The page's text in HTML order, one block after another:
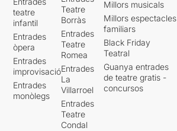
teatre
infantil
Entrades
òpera
Entrades
improvisació
Entrades
monòlegs
Teatre
Borràs
Entrades
Teatre
Romea
Entrades
La
Villarroel
Entrades
Teatre
Condal
Millors musicals
Millors espectacles
familiars
Black Friday
Teatral
Guanya entrades
de teatre gratis -
concursos